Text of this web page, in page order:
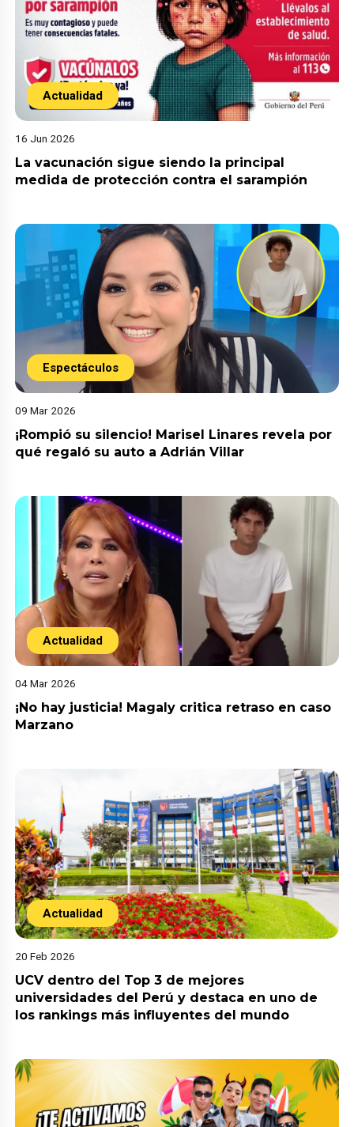
Actualidad
16 Jun 2026
La vacunación sigue siendo la principal
medida de protección contra el sarampión
Espectáculos
09 Mar 2026
¡Rompió su silencio! Marisel Linares revela por
qué regaló su auto a Adrián Villar
Actualidad
04 Mar 2026
¡No hay justicia! Magaly critica retraso en caso
Marzano
Actualidad
20 Feb 2026
UCV dentro del Top 3 de mejores
universidades del Perú y destaca en uno de
los rankings más influyentes del mundo